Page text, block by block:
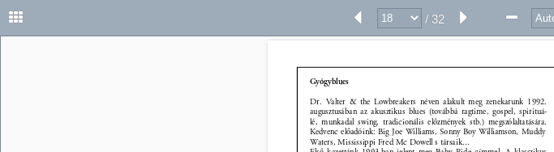
/ 32
Gyógyblues
Dr. Valter & the Lowbreakers néven alakult meg zenekarunk 1992.
augusztusában az akusztikus blues (továbbá ragtime, gospel, spirituá-
lé, munkadal swing, tradicionális előzmények stb.) megszólaltatására.
Kedvenc előadóink: Big Joe Williams, Sonny Boy Williamson, Muddy
Waters, Mississippi Fred Mc Dowell s társaik...